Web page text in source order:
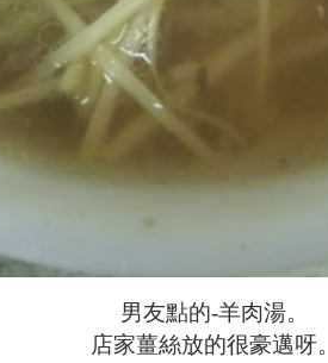
男友點的-羊肉湯。
店家薑絲放的很豪邁呀。